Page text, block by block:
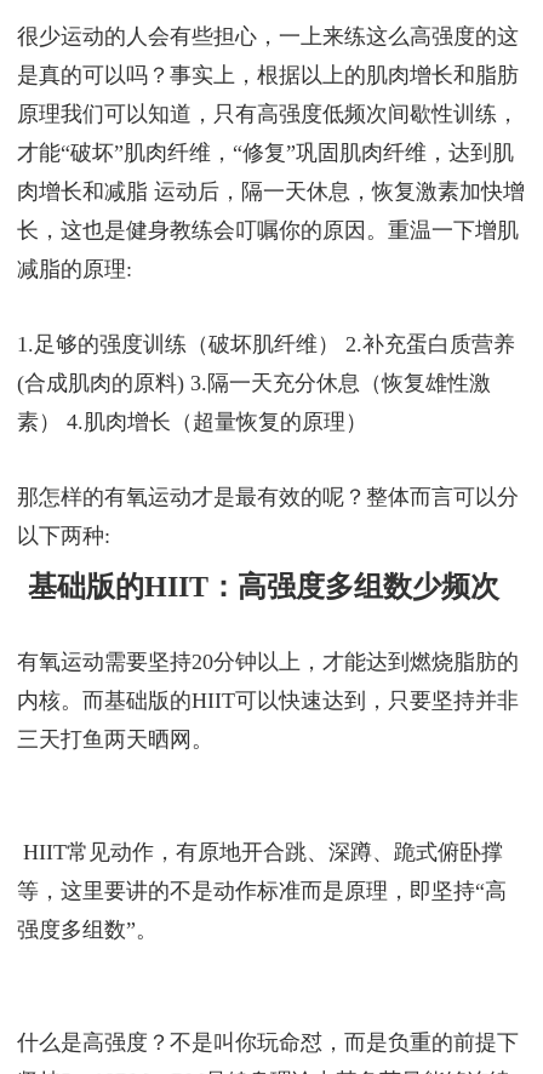
心肺能力从而燃烧体内能量。两种有氧运动比较适合
新手小白：
1.基础版的HIIT 2.高负重负荷量
很少运动的人会有些担心，一上来练这么高强度的这
是真的可以吗？事实上，根据以上的肌肉增长和脂肪
才能“破坏”肌肉纤维，“修复”巩固肌肉纤维，达到肌
肉增长和减脂 运动后，隔一天休息，恢复激素加快增
长，这也是健身教练会叮嘱你的原因。重温一下增肌
1.足够的强度训练（破坏肌纤维） 2.补充蛋白质营养
(合成肌肉的原料) 3.隔一天充分休息（恢复雄性激
那怎样的有氧运动才是最有效的呢？整体而言可以分
以下两种:
有氧运动需要坚持20分钟以上，才能达到燃烧脂肪的
内核。而基础版的HIIT可以快速达到，只要坚持并非
三天打鱼两天晒网。
HIIT常见动作，有原地开合跳、深蹲、跪式俯卧撑